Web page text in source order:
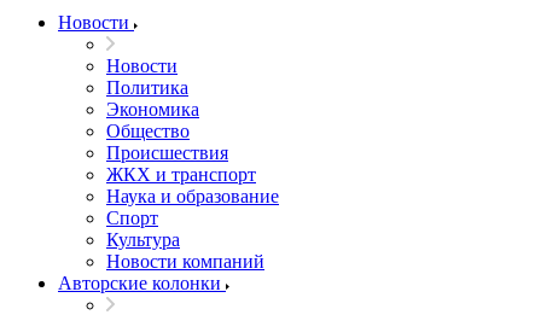
Новости
Новости
Политика
Экономика
Общество
Происшествия
ЖКХ и транспорт
Наука и образование
Спорт
Культура
Новости компаний
Авторские колонки